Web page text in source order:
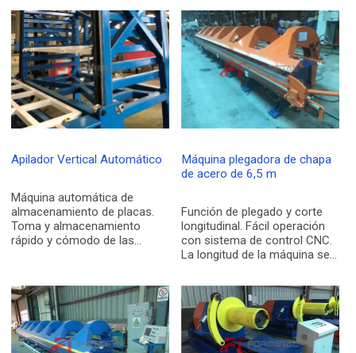
Apilador Vertical Automático
Máquina automática de
almacenamiento de placas.
Toma y almacenamiento
rápido y cómodo de las
vertical automático es un tipo
de máquina automática de
almacenamiento de placas, la
máquina junto a la torre de
elevación, la bandeja de
Máquina plegadora de chapa
de acero de 6,5 m
Función de plegado y corte
longitudinal. Fácil operación
con sistema de control CNC.
La longitud de la máquina se
máquina plegadora de
láminas de acero de 6,5 m
adopta un sistema de control
CNC avanzado, que
proporciona al operador una